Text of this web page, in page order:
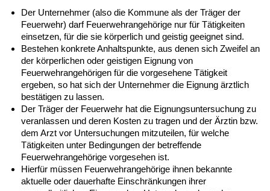
Der Unternehmer (also die Kommune als der Träger der
Feuerwehr) darf Feuerwehrangehörige nur für Tätigkeiten
einsetzen, für die sie körperlich und geistig geeignet sind.
Bestehen konkrete Anhaltspunkte, aus denen sich Zweifel an
der körperlichen oder geistigen Eignung von
Feuerwehrangehörigen für die vorgesehene Tätigkeit
ergeben, so hat sich der Unternehmer die Eignung ärztlich
bestätigen zu lassen.
Der Träger der Feuerwehr hat die Eignungsuntersuchung zu
veranlassen und deren Kosten zu tragen und der Ärztin bzw.
dem Arzt vor Untersuchungen mitzuteilen, für welche
Tätigkeiten unter Bedingungen der betreffende
Feuerwehrangehörige vorgesehen ist.
Hierfür müssen Feuerwehrangehörige ihnen bekannte
aktuelle oder dauerhafte Einschränkungen ihrer